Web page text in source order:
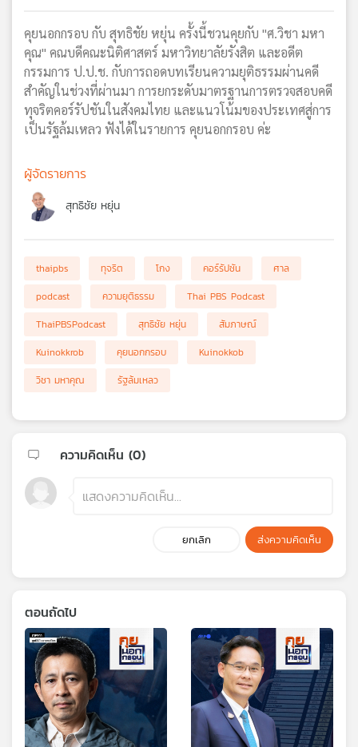
ข่าย
คุยนอกกรอบ กับ สุทธิชัย หยุ่น ครั้งนี้ชวนคุยกับ "ศ.วิชา มหา
คุณ" คณบดีคณะนิติศาสตร์ มหาวิทยาลัยรังสิต และอดีต
กรรมการ ป.ป.ช. กับการถอดบทเรียนความยุติธรรมผ่านคดี
สำคัญในช่วงที่ผ่านมา การยกระดับมาตรฐานการตรวจสอบคดี
ทุจริตคอร์รัปชันในสังคมไทย และแนวโน้มของประเทศสู่การ
เป็นรัฐล้มเหลว ฟังได้ในรายการ คุยนอกกรอบ ค่ะ
ผู้จัดรายการ
สุทธิชัย หยุ่น
thaipbs ทุจริต โกง คอร์รัปชัน
ศาล
podcast
ความยุติธรรม
Thai PBS Podcast
ThaiPBSPodcast
สุทธิชัย หยุ่น
สัมภาษณ์
Kuinokkrob
คุยนอกกรอบ
Kuinokkob
วิชา มหาคุณ
รัฐล้มเหลว
ความคิดเห็น (0)
ยกเลิก ส่งความคิดเห็น
ตอนถัดไป